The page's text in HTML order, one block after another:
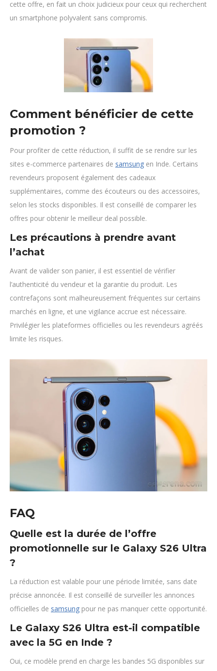
cette offre, en fait un choix judicieux pour ceux qui recherchent
un smartphone polyvalent sans compromis.
Comment bénéficier de cette
promotion ?
Pour profiter de cette réduction, il suffit de se rendre sur les
sites e-commerce partenaires de samsung en Inde. Certains
revendeurs proposent également des cadeaux
supplémentaires, comme des écouteurs ou des accessoires,
selon les stocks disponibles. Il est conseillé de comparer les
offres pour obtenir le meilleur deal possible.
Les précautions à prendre avant
l’achat
Avant de valider son panier, il est essentiel de vérifier
l’authenticité du vendeur et la garantie du produit. Les
contrefaçons sont malheureusement fréquentes sur certains
marchés en ligne, et une vigilance accrue est nécessaire.
Privilégier les plateformes officielles ou les revendeurs agréés
limite les risques.
FAQ
Quelle est la durée de l’offre
promotionnelle sur le Galaxy S26 Ultra
?
La réduction est valable pour une période limitée, sans date
précise annoncée. Il est conseillé de surveiller les annonces
officielles de samsung pour ne pas manquer cette opportunité.
Le Galaxy S26 Ultra est-il compatible
avec la 5G en Inde ?
Oui, ce modèle prend en charge les bandes 5G disponibles sur